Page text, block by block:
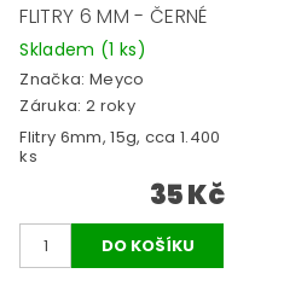
FLITRY 6 MM - ČERNÉ
Skladem (1 ks)
Značka: Meyco
Záruka: 2 roky
Flitry 6mm, 15g, cca 1.400
ks
35 Kč